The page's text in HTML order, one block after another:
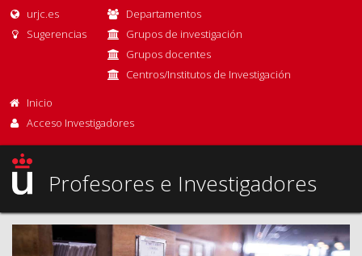
urjc.es
Sugerencias
Departamentos
Grupos de investigación
Grupos docentes
Centros/Institutos de Investigación
Inicio
Acceso Investigadores
Profesores e Investigadores